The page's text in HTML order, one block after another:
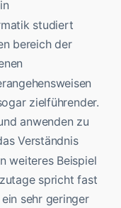
studiert
bereich der
zielführender.
anwenden zu
Verständnis
weiteres Beispiel
spricht fast
sehr geringer